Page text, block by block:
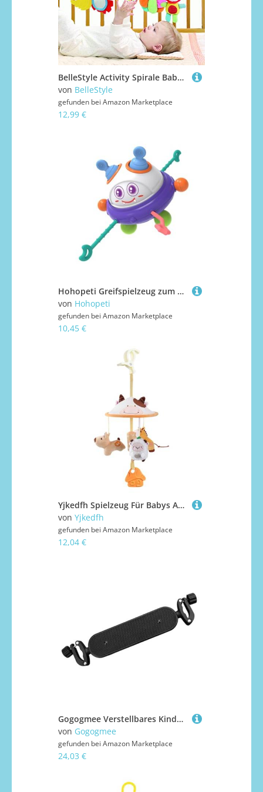
BelleStyle Activity Spirale Baby Spielzeug 0 3 6 Monate, Kinderwagen Spielzeug Plüschtiere Babyschale Kinderbett Babyspielzeug Motorikspielzeug zum Aufhängen für Baby Kleinkinder Mädchen Junge
von BelleStyle
gefunden bei Amazon Marketplace
12,99 €
Hohopeti Greifspielzeug zum Ziehen Langlebig und Sicher Fördert Feinmotorik und Sensorik Drehbar und Beissfest Geeignet für Junge Mädchen Ab Geburt für Kinderwagen und Babysitze
von Hohopeti
gefunden bei Amazon Marketplace
10,45 €
Yjkedfh Spielzeug Für Babys An Kinderwagen - Hängendes Spielzeug Mit Musik Für Kleinkinder Am Autositz | Kinderwagen Zubehör Für Und Mädchen
von Yjkedfh
gefunden bei Amazon Marketplace
12,04 €
Gogogmee Verstellbares Kinderwagen Fußpedal aus Robustem Kunststoff Höhen Winkelverstellbar Kompatibel mit Verschiedenen Modellen rutschfeste Babywagen Fußstütze für Sicheren Halt Beim
von Gogogmee
gefunden bei Amazon Marketplace
24,03 €